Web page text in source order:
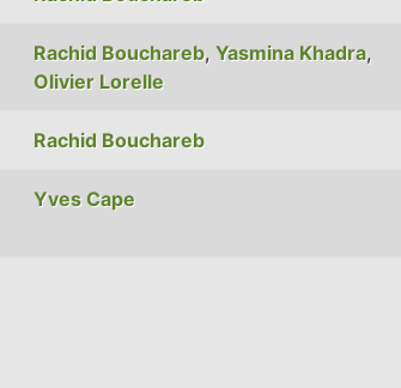
Rachid Bouchareb, Yasmina Khadra,
Olivier Lorelle
Rachid Bouchareb
Yves Cape